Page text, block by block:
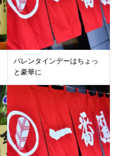
バレンタインデーはちょっ
と豪華に